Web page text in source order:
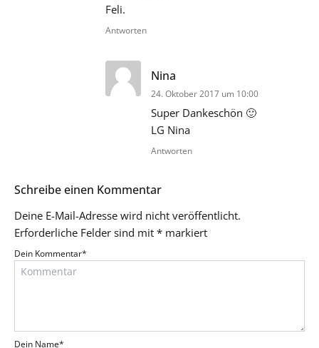
Feli.
Antworten
Nina
24. Oktober 2017 um 10:00
Super Dankeschön 🙂
LG Nina
Antworten
Schreibe einen Kommentar
Deine E-Mail-Adresse wird nicht veröffentlicht.
Erforderliche Felder sind mit * markiert
Dein Kommentar*
Dein Name*